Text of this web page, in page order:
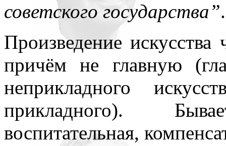
советского государства”.
Произведение
причём не главную
неприкладного
прикладного).
воспитательная,